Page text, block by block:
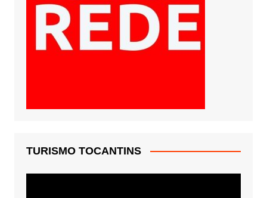
TURISMO TOCANTINS